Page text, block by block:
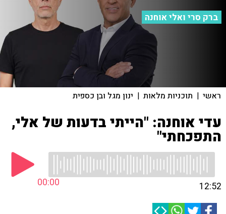
ברק סרי ואלי אוחנה
ראשי | תוכניות מלאות | ינון מגל ובן כספית
עדי אוחנה: "הייתי בדעות של אלי,
התפכחתי"
00:00 12:52